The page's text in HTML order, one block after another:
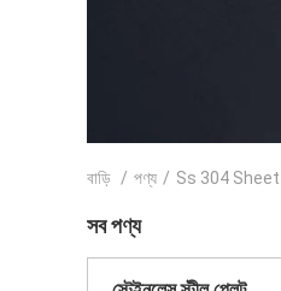
বাড়ি / পণ্য / Ss 304 Sheet
সব পণ্য